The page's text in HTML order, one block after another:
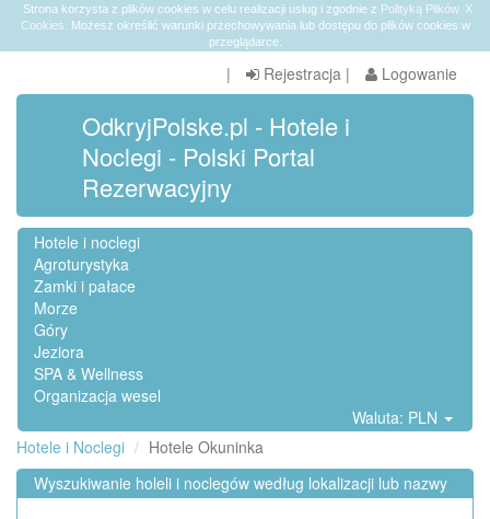
X
Strona korzysta z plików cookies w celu realizacji usług i zgodnie z Polityką Plików
Cookies . Możesz określić warunki przechowywania lub dostępu do plików cookies w
przeglądarce.
| Rejestracja | Logowanie
OdkryjPolske.pl - Hotele i
Noclegi - Polski Portal
Rezerwacyjny
Hotele i noclegi
Agroturystyka
Zamki i pałace
Morze
Góry
Jeziora
SPA & Wellness
Organizacja wesel
Waluta: PLN
Hotele i Noclegi
Hotele Okuninka
Wyszukiwanie holeli i noclegów według lokalizacji lub nazwy